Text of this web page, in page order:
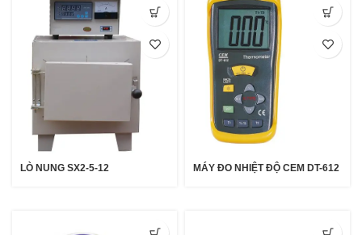
LÒ NUNG SX2-5-12 MÁY ĐO NHIỆT ĐỘ CEM DT-612